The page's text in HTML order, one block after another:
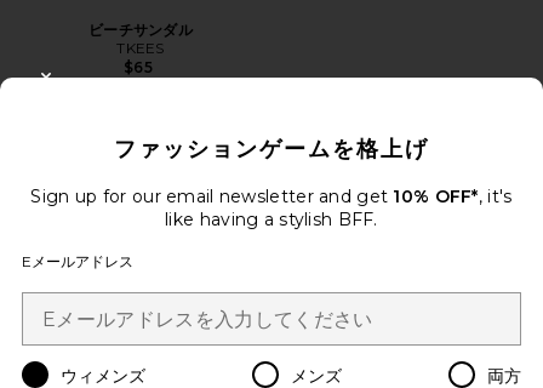
ビーチサンダル
TKEES
$65
Favorite ROMA パンツ
ファッションゲームを格上げ
Sign up for our email newsletter and get 10% OFF*, it's
like having a stylish BFF.
Eメールアドレス
ウィメンズ メンズ 両方